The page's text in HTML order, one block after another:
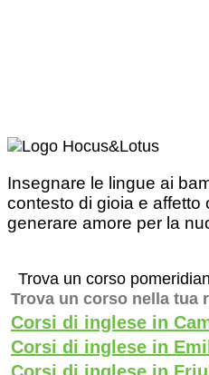
Insegnare le lingue ai
contesto di gioia e affetto
generare amore per la
Trova un corso
Trova un corso nella tua
Corsi di inglese in
Corsi di inglese in